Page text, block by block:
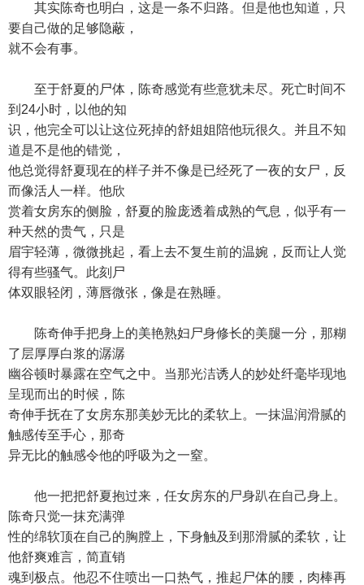
其实陈奇也明白，这是一条不归路。但是他也知道，只
要自己做的足够隐蔽，
就不会有事。
至于舒夏的尸体，陈奇感觉有些意犹未尽。死亡时间不
到24小时，以他的知
识，他完全可以让这位死掉的舒姐姐陪他玩很久。并且不知
道是不是他的错觉，
他总觉得舒夏现在的样子并不像是已经死了一夜的女尸，反
而像活人一样。他欣
赏着女房东的侧脸，舒夏的脸庞透着成熟的气息，似乎有一
种天然的贵气，只是
眉宇轻薄，微微挑起，看上去不复生前的温婉，反而让人觉
得有些骚气。此刻尸
体双眼轻闭，薄唇微张，像是在熟睡。
陈奇伸手把身上的美艳熟妇尸身修长的美腿一分，那糊
了层厚厚白浆的潺潺
幽谷顿时暴露在空气之中。当那光洁诱人的妙处纤毫毕现地
呈现而出的时候，陈
奇伸手抚在了女房东那美妙无比的柔软上。一抹温润滑腻的
触感传至手心，那奇
异无比的触感令他的呼吸为之一窒。
他一把把舒夏抱过来，任女房东的尸身趴在自己身上。
陈奇只觉一抹充满弹
性的绵软顶在自己的胸膛上，下身触及到那滑腻的柔软，让
他舒爽难言，简直销
魂到极点。他忍不住喷出一口热气，推起尸体的腰，肉棒再